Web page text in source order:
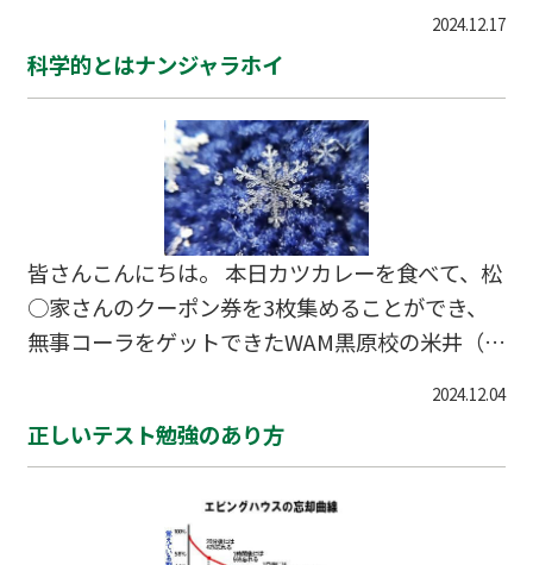
によってそれぞれの見解があるかとは思います
が…
ぽいことでも書こうかなぁとか考えてたのです
が、それもなんだかつまんないなぁとか思ってみ
たりしまして、結局「人間って今あるものには鈍
感で、失敗を繰り返さないと学習できない生き
物」なのどうにかならないのかな？って感じのこ
とでも書いてみることにしました。 もちろんこの
記事を読んでいただいている方が一番興味がある
のは、成績の上げ方や勉強に関することだとは思
いますので、そんな感じのお話にはなるのですけ
れどもさっそくいってみま…
2024.12.17
科学的とはナンジャラホイ
皆さんこんにちは。 本日カツカレーを食べて、松
○家さんのクーポン券を3枚集めることができ、
無事コーラをゲットできたWAM黒原校の米井（こ
い。 めちゃくちゃどうでもいい話で恐縮なのです
が、実はわたくし未だに正しいカツカレーの食べ
どういうことかと申しますと、米井はとんかつの
衣はサクサク感こそが命と思っている節がござい
2024.12.04
正しいテスト勉強のあり方